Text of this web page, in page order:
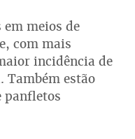
em meios de
com mais
incidência de
Também estão
panfletos